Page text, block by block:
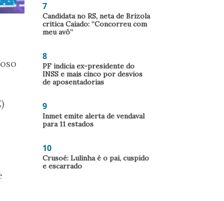
7
Candidata no RS, neta de Brizola
critica Caiado: “Concorreu com
meu avô”
8
PF indicia ex-presidente do
INSS e mais cinco por desvios
de aposentadorias
9
Inmet emite alerta de vendaval
para 11 estados
10
Crusoé: Lulinha é o pai, cuspido
e escarrado